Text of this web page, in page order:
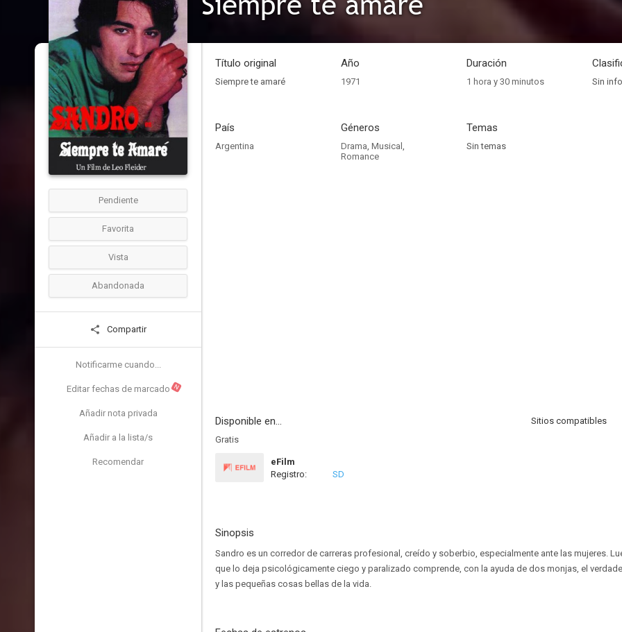
Pendiente
Favorita
Vista
Abandonada
Compartir
Notificarme cuando...
Editar fechas de marcado N
Añadir nota privada
Añadir a la lista/s
Recomendar
Título original
Siempre te amaré
Año
1971
Duración
1 hora y 30 minutos Sin
País
Argentina
Géneros
Drama, Musical ,
Romance
Temas
Sin temas
Disponible en...
Sitios compatibles
Gratis
eFilm
Registro:
SD
Sinopsis
Sandro es un corredor de carreras profesional, creído y soberbio, especialmente ante las mujeres.
que lo deja psicológicamente ciego y paralizado comprende, con la ayuda de dos monjas, el
y las pequeñas cosas bellas de la vida.